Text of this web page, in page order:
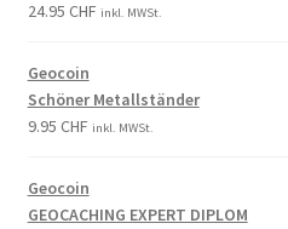
24.95 CHF inkl. MWSt.
Geocoin
Schöner Metallständer
9.95 CHF inkl. MWSt.
Geocoin
GEOCACHING EXPERT DIPLOM